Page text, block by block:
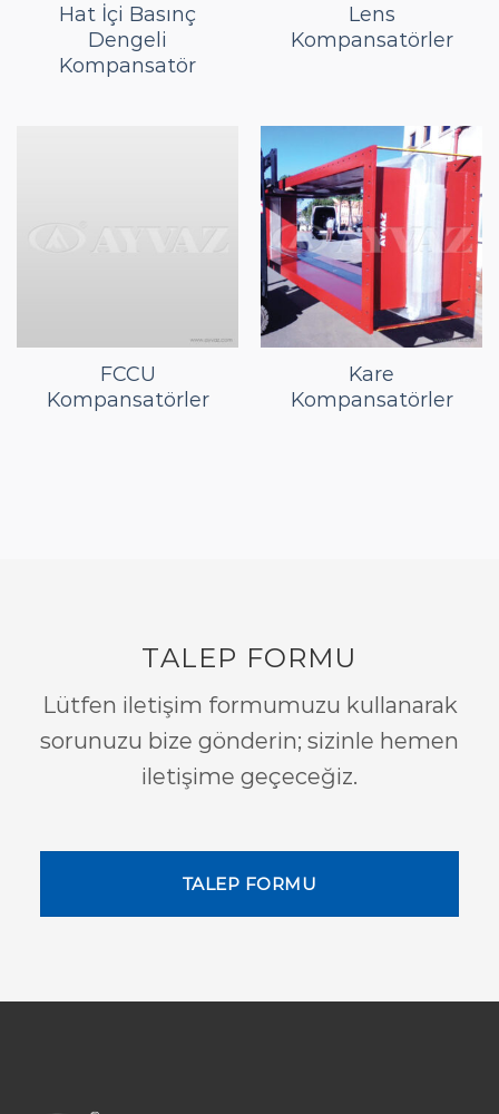
Hat İçi Basınç
Dengeli
Kompansatör
Lens
Kompansatörler
FCCU
Kompansatörler
Kare
Kompansatörler
TALEP FORMU
Lütfen iletişim formumuzu kullanarak
sorunuzu bize gönderin; sizinle hemen
iletişime geçeceğiz.
TALEP FORMU